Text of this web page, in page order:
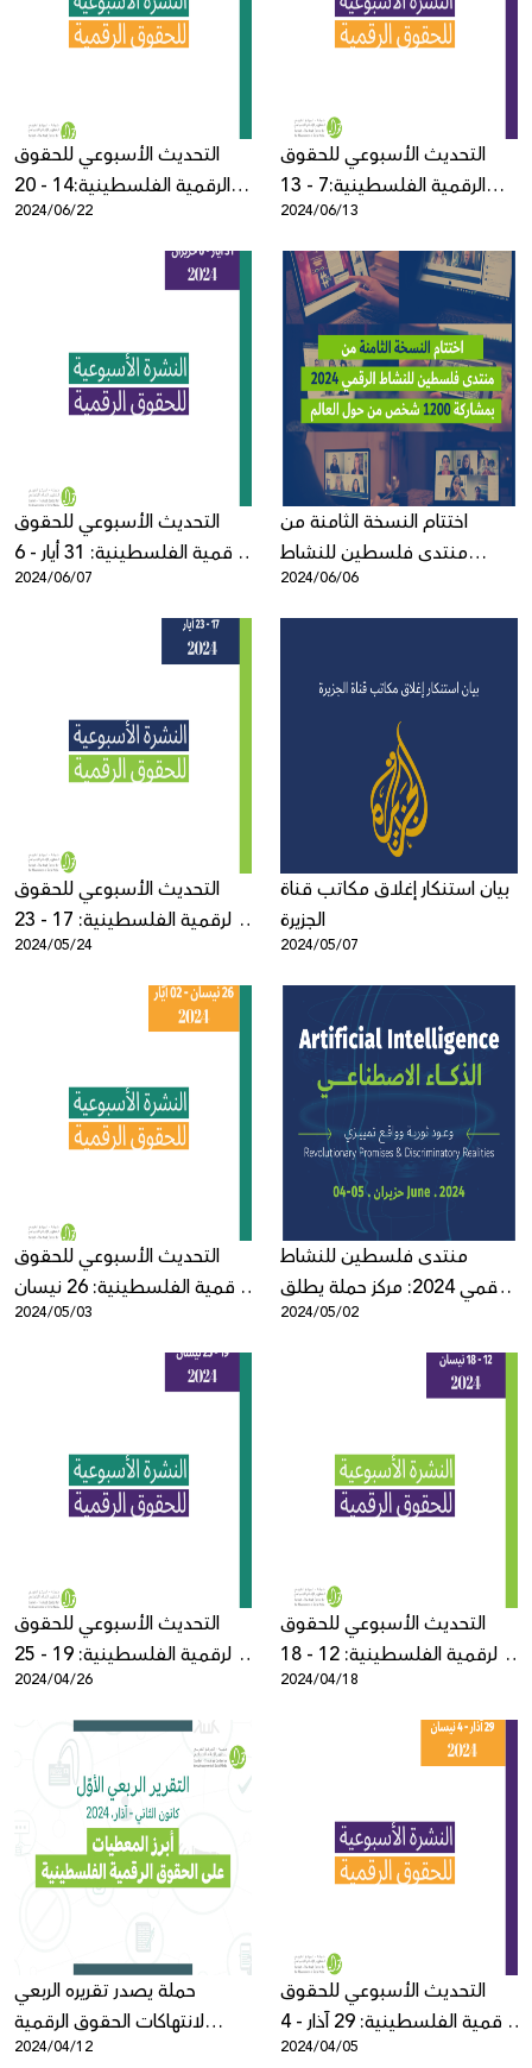
التحديث الأسبوعي للحقوق
الرقمية الفلسطينية:14 - 20
حزيران
2024/06/22
التحديث الأسبوعي للحقوق
الرقمية الفلسطينية:7 - 13
حزيران
2024/06/13
التحديث الأسبوعي للحقوق
الرقمية الفلسطينية: 31 أيار - 6
حزيران
2024/06/07
اختتام النسخة الثامنة من
منتدى فلسطين للنشاط
الرقمي 2024 بمشاركة 1200
شخص من حول العالم
2024/06/06
التحديث الأسبوعي للحقوق
الرقمية الفلسطينية: 17 - 23
أيار
2024/05/24
بيان استنكار إغلاق مكاتب قناة
الجزيرة
2024/05/07
التحديث الأسبوعي للحقوق
الرقمية الفلسطينية: 26 نيسان
- 2 أيار
2024/05/03
منتدى فلسطين للنشاط
الرقمي 2024: مركز حملة يطلق
الأجندة ويفتح باب التسجيل
للانضمام للنسخة الثامنة
2024/05/02
التحديث الأسبوعي للحقوق
الرقمية الفلسطينية: 19 - 25
نيسان
2024/04/26
التحديث الأسبوعي للحقوق
الرقمية الفلسطينية: 12 - 18
نيسان
2024/04/18
حملة يصدر تقريره الربعي
لانتهاكات الحقوق الرقمية
الفلسطينية: كانون الثاني - آذار
2024/04/12
التحديث الأسبوعي للحقوق
الرقمية الفلسطينية: 29 آذار - 4
نيسان
2024/04/05